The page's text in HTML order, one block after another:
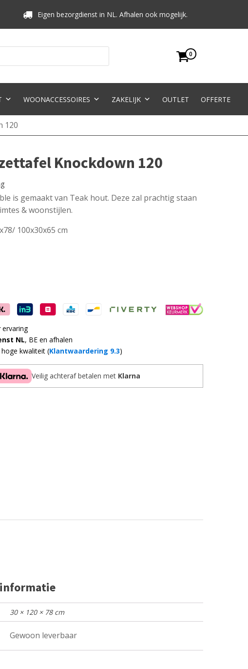
Eigen bezorgdienst in NL. Afhalen ook mogelijk.
0
WOONACCESSOIRES ZAKELIJK OUTLET OFFERTE
120
Knockdown 120
is gemaakt van Teak hout. Deze zal prachtig staan
& woonstijlen.
100x30x65 cm
ervaring
NL, BE en afhalen
kwaliteit (Klantwaardering 9.3)
Veilig achteraf betalen met Klarna
30 × 120 × 78 cm
Gewoon leverbaar